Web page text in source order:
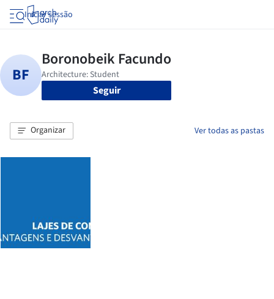
Iniciar sessão
Seguir
Organizar Ver todas as pastas